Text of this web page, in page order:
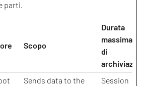
parti.
Scopo
Durata
massima
di
Sends data to the
Session